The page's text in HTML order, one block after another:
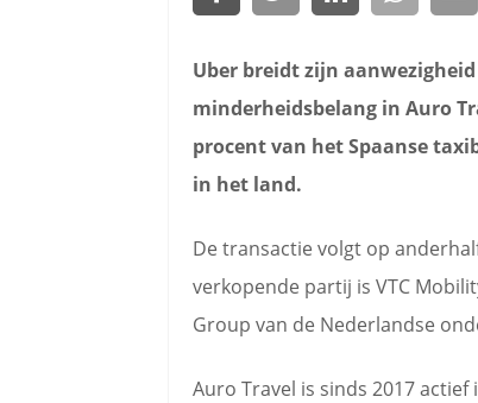
Uber breidt zijn
minderheidsbelang in Auro
procent van het Spaanse
in het land.
De transactie volgt op
verkopende partij is VTC
Group van de Nederlandse
Auro Travel is sinds 2017